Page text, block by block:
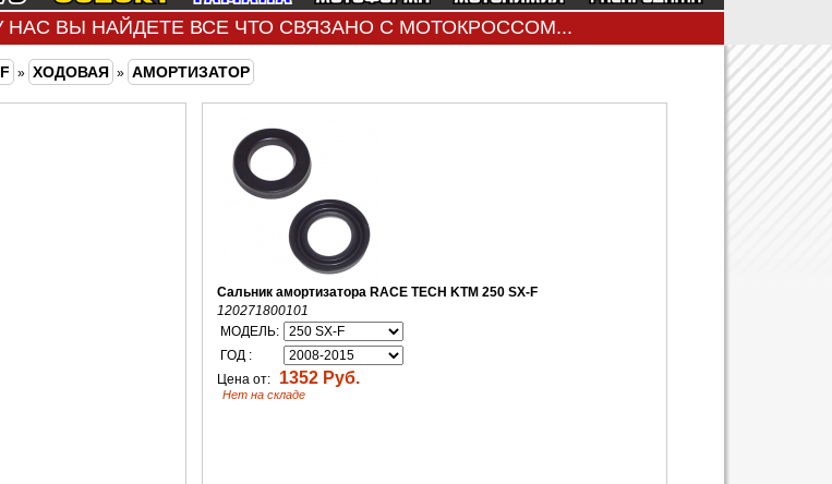
У НАС ВЫ НАЙДЕТЕ ВСЕ ЧТО СВЯЗАНО С МОТОКРОССОМ...
» ХОДОВАЯ » АМОРТИЗАТОР
Сальник амортизатора RACE TECH KTM 250 SX-F
120271800101
МОДЕЛЬ:
ГОД :
Цена от:
1352 Руб.
Нет на складе